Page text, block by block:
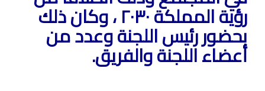
رؤية المملكة ٢٠٣٠ ، وكان ذلك
بحضور رئيس اللجنة وعدد من
أعضاء اللجنة والفريق.